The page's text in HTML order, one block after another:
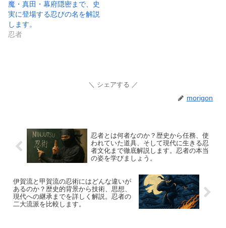
魔・真田・幕府隠密まで、史
実に登場する忍びの名を解説
します。
忍者
シェアする
morigon
忍者とは何者なのか？歴史から任務、使
われていた道具、そして現代に生きる忍
者文化まで徹底解説します。忍者の本当
の姿を学びましょう。
伊賀流と甲賀流の忍術にはどんな違いが
あるのか？歴史的背景から技術、思想、
現代への継承までを詳しく解説。忍者の
二大流派を比較します。